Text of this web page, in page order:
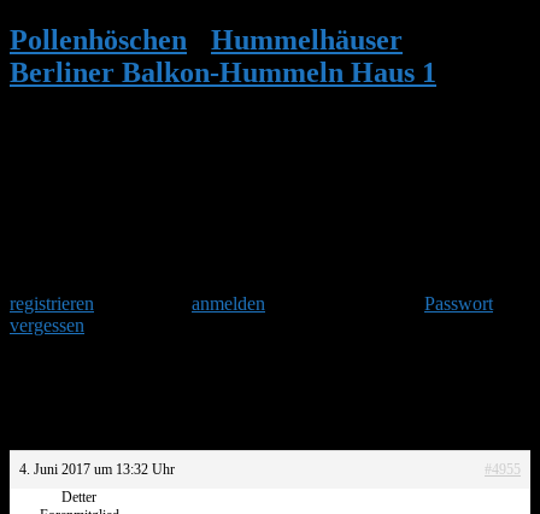
Pollenhöschen Hummelhäuser
Berliner Balkon-Hummeln Haus 1
registrieren
anmelden
Passwort
vergessen
4. Juni 2017 um 13:32 Uhr
#4955
Detter